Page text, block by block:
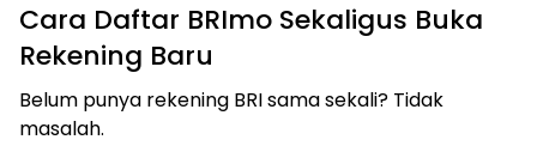
Cara Daftar BRImo Sekaligus Buka
Rekening Baru
Belum punya rekening BRI sama sekali? Tidak
masalah.